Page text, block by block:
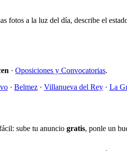
fotos a la luz del día, describe el
· Oposiciones y Convocatorias.
· Belmez · Villanueva del Rey · La
sube tu anuncio gratis, ponle un